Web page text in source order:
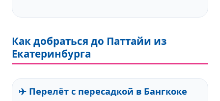
Как добраться до Паттайи из
Екатеринбурга
✈️ Перелёт с пересадкой в Бангкоке